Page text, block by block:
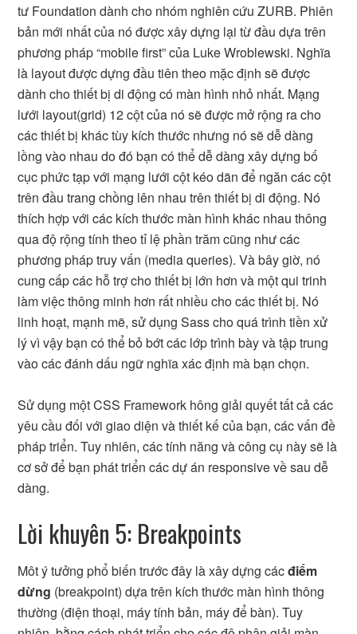
tư Foundation dành cho nhóm nghiên cứu ZURB. Phiên
bản mới nhất của nó được xây dựng lại từ đầu dựa trên
phương pháp “mobile first” của Luke Wroblewski. Nghĩa
là layout được dựng đầu tiên theo mặc định sẽ được
dành cho thiết bị di động có màn hình nhỏ nhất. Mạng
lưới layout(grid) 12 cột của nó sẽ được mở rộng ra cho
các thiết bị khác tùy kích thước nhưng nó sẽ dễ dàng
lồng vào nhau do đó bạn có thể dễ dàng xây dựng bố
cục phức tạp với mạng lưới cột kéo dãn để ngăn các cột
trên đầu trang chồng lên nhau trên thiết bị di động. Nó
thích hợp với các kích thước màn hình khác nhau thông
qua độ rộng tính theo tỉ lệ phần trăm cũng như các
phương pháp truy vấn (media queries). Và bây giờ, nó
cung cấp các hỗ trợ cho thiết bị lớn hơn và một qui trinh
làm việc thông minh hơn rất nhiều cho các thiết bị. Nó
linh hoạt, mạnh mẽ, sử dụng Sass cho quá trình tiền xử
lý vì vậy bạn có thể bỏ bớt các lớp trình bày và tập trung
vào các đánh dấu ngữ nghĩa xác định mà bạn chọn.
Sử dụng một CSS Framework hông giải quyết tất cả các
yêu cầu đối với giao diện và thiết kế của bạn, các vấn đề
pháp triển. Tuy nhiên, các tính năng và công cụ này sẽ là
cơ sở để bạn phát triển các dự án responsive về sau dễ
dàng.
Lời khuyên 5: Breakpoints
Môt ý tưởng phổ biến trước đây là xây dựng cácđiểm
dừng (breakpoint) dựa trên kích thước màn hình thông
thường (điện thoại, máy tính bản, máy để bàn). Tuy